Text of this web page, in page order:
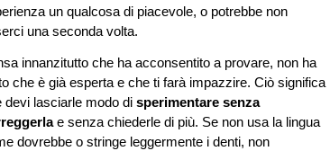
un qualcosa di piacevole, o potrebbe non
una seconda volta.
innanzitutto che ha acconsentito a provare, non ha
che è già esperta e che ti farà impazzire. Ciò significa
devi lasciarle modo di sperimentare senza
e senza chiederle di più. Se non usa la lingua
dovrebbe o stringe leggermente i denti, non